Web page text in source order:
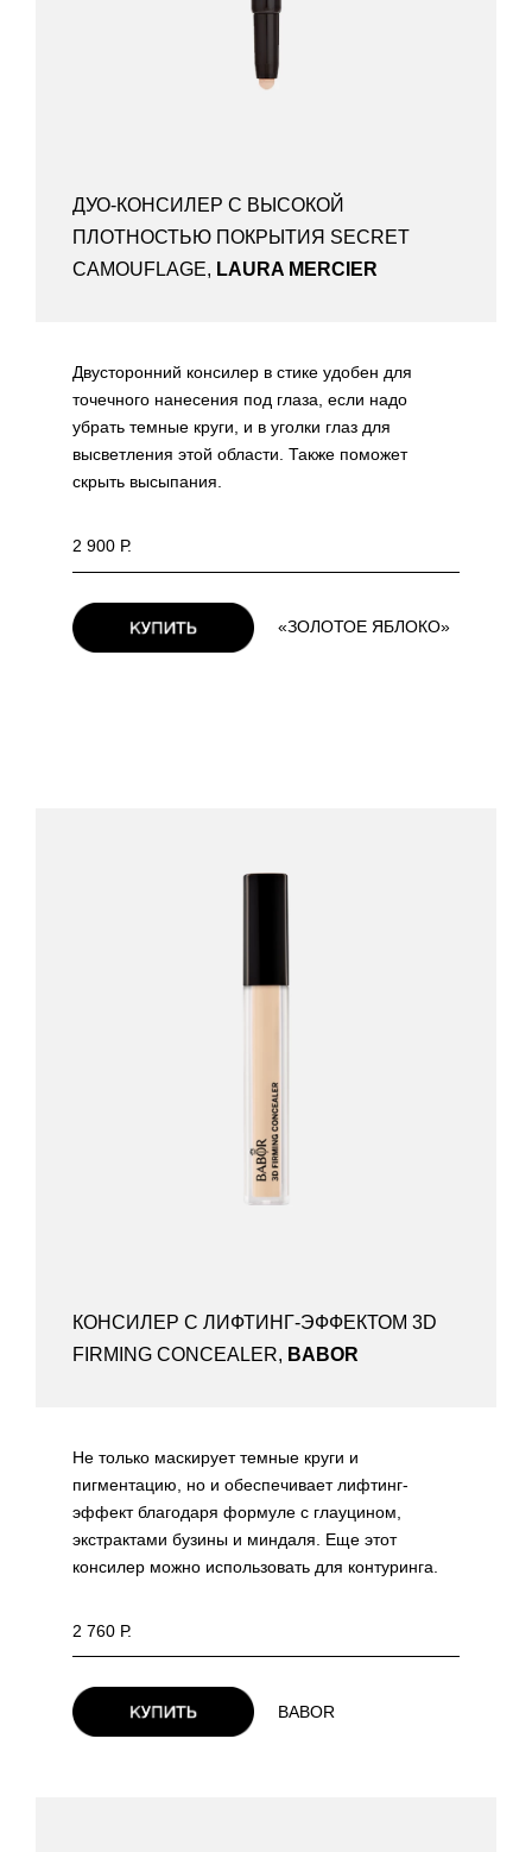
ДУО-КОНСИЛЕР С ВЫСОКОЙ
ПЛОТНОСТЬЮ ПОКРЫТИЯ SECRET
CAMOUFLAGE, LAURA MERCIER
Двусторонний консилер в стике удобен для
точечного нанесения под глаза, если надо
убрать темные круги, и в уголки глаз для
высветления этой области. Также поможет
скрыть высыпания.
2 900 Р.
«ЗОЛОТОЕ ЯБЛОКО»
КОНСИЛЕР С ЛИФТИНГ-ЭФФЕКТОМ 3D
FIRMING CONCEALER, BABOR
Не только маскирует темные круги и
пигментацию, но и обеспечивает лифтинг-
эффект благодаря формуле с глауцином,
экстрактами бузины и миндаля. Еще этот
консилер можно использовать для контуринга.
2 760 Р.
BABOR